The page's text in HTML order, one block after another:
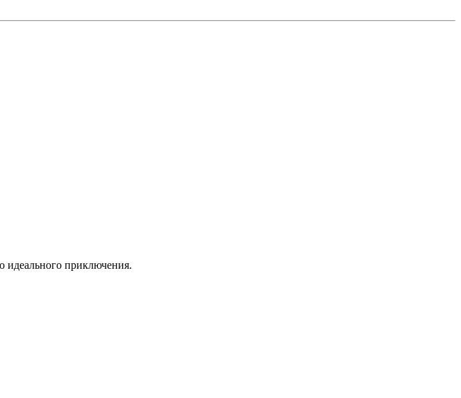
идеального приключения.